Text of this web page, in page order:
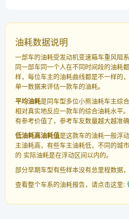
油耗数据说明
一部车的油耗受发动机变速箱车重风阻
同一部车同一个人在不同时间段的油耗
样，每位车主的油耗曲线都是不一样的
单一数据来评估一款车的油耗。
平均油耗是同车型多位小熊油耗车主综
相对真实地反应一款车的综合油耗水平
有参考价值了，参考车友数量越大越准确
低油耗高油耗值是这款车的油耗一般浮
主油耗高，有些车主油耗低，不同的城
的 实际油耗是在浮动区间以内的。
部分早期车型有些样本没有总里程数据
查看整个车系的油耗报告，请点击这里: